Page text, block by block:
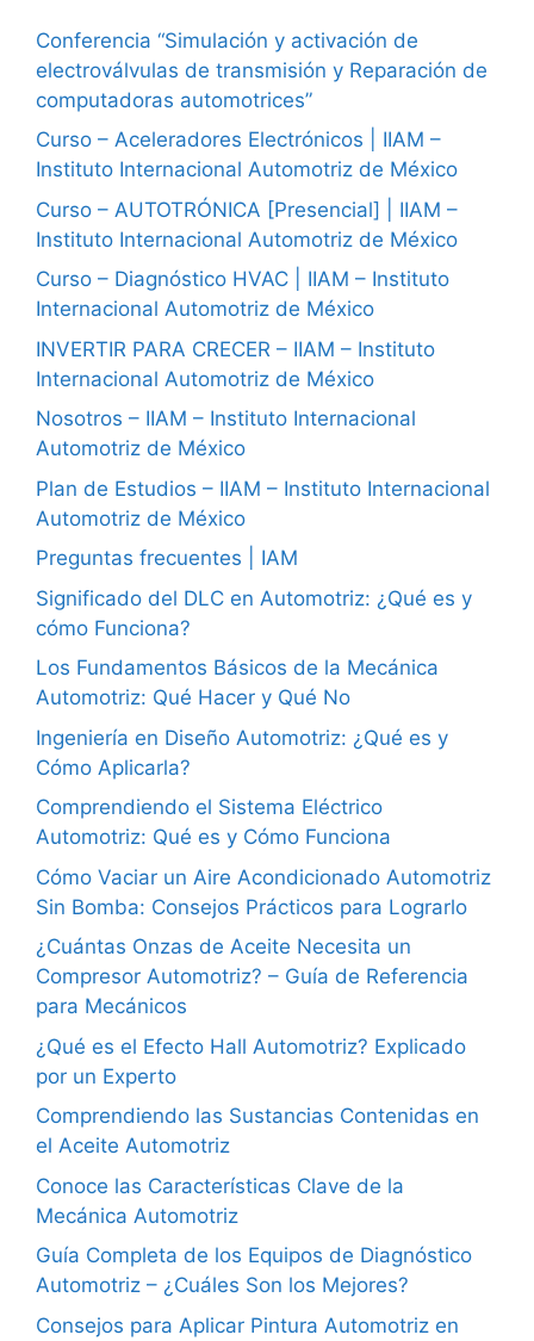
Conferencia “Simulación y activación de
electroválvulas de transmisión y Reparación de
computadoras automotrices”
Curso – Aceleradores Electrónicos | IIAM –
Instituto Internacional Automotriz de México
Curso – AUTOTRÓNICA [Presencial] | IIAM –
Instituto Internacional Automotriz de México
Curso – Diagnóstico HVAC | IIAM – Instituto
Internacional Automotriz de México
INVERTIR PARA CRECER – IIAM – Instituto
Internacional Automotriz de México
Nosotros – IIAM – Instituto Internacional
Automotriz de México
Plan de Estudios – IIAM – Instituto Internacional
Automotriz de México
Preguntas frecuentes | IAM
Significado del DLC en Automotriz: ¿Qué es y
cómo Funciona?
Los Fundamentos Básicos de la Mecánica
Automotriz: Qué Hacer y Qué No
Ingeniería en Diseño Automotriz: ¿Qué es y
Cómo Aplicarla?
Comprendiendo el Sistema Eléctrico
Automotriz: Qué es y Cómo Funciona
Cómo Vaciar un Aire Acondicionado Automotriz
Sin Bomba: Consejos Prácticos para Lograrlo
¿Cuántas Onzas de Aceite Necesita un
Compresor Automotriz? – Guía de Referencia
para Mecánicos
¿Qué es el Efecto Hall Automotriz? Explicado
por un Experto
Comprendiendo las Sustancias Contenidas en
el Aceite Automotriz
Conoce las Características Clave de la
Mecánica Automotriz
Guía Completa de los Equipos de Diagnóstico
Automotriz – ¿Cuáles Son los Mejores?
Consejos para Aplicar Pintura Automotriz en